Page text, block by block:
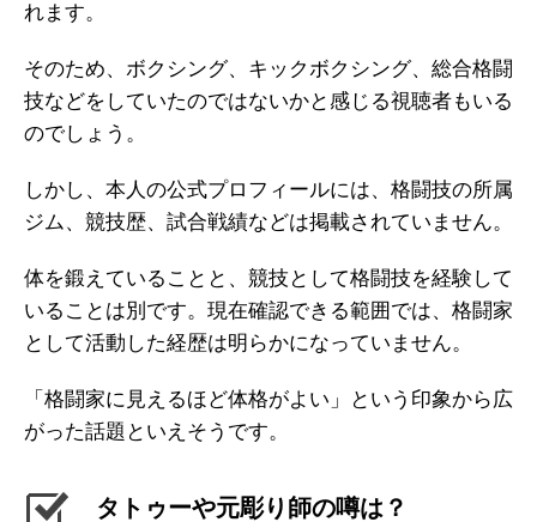
れます。
そのため、ボクシング、キックボクシング、総合格闘
技などをしていたのではないかと感じる視聴者もいる
のでしょう。
しかし、本人の公式プロフィールには、格闘技の所属
ジム、競技歴、試合戦績などは掲載されていません。
体を鍛えていることと、競技として格闘技を経験して
いることは別です。現在確認できる範囲では、格闘家
として活動した経歴は明らかになっていません。
「格闘家に見えるほど体格がよい」という印象から広
がった話題といえそうです。
タトゥーや元彫り師の噂は？